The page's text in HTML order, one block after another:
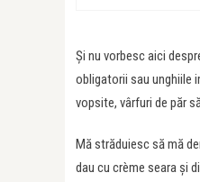
Şi nu vorbesc aici
obligatorii sau unghiile
vopsite, vârfuri de păr
Mă străduiesc să mă
dau cu crème seara şi